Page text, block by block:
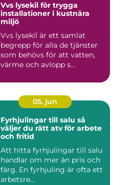
Vvs lysekil för trygga
installationer i kustnära
miljö
Vvs lysekil är ett samlat
begrepp för alla de tjänster
som behövs för att vatten,
värme och avlopp s...
05. jun
Fyrhjulingar till salu så
väljer du rätt atv för arbete
och fritid
Att hitta fyrhjulingar till salu
handlar om mer än pris och
färg. En fyrhjuling är ofta ett
arbetsre...